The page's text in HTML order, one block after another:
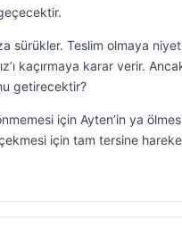
sürükler. Teslim olmaya
kaçırmaya karar verir.
getirecektir?
için Ayten’in ya
için tam tersine